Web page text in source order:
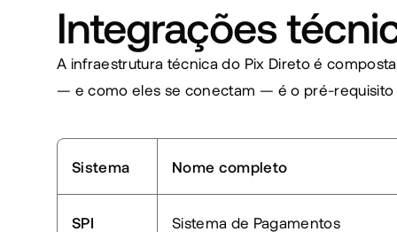
Integrações
A infraestrutura técnica do Pix Direto é
— e como eles se conectam — é o pré-requisito
Sistema Nome completo
SPI
Sistema de Pagamentos